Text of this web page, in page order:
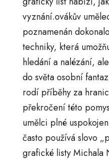
vyznání.ovákův
poznamenán
techniky, která
hledání a nalézání,
do světa osobní
rodí příběhy za
překročení této
umělci plné
často používá slovo
grafické listy Michala